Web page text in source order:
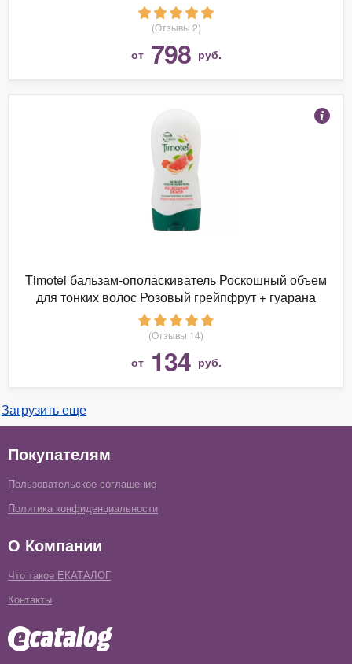
(Отзывы 2)
от 798 руб.
Timotei бальзам-ополаскиватель Роскошный объем
для тонких волос Розовый грейпфрут + гуарана
(Отзывы 14)
от 134 руб.
Загрузить еще
Покупателям
Пользовательское соглашение
Политика конфиденциальности
О Компании
Что такое ЕКАТАЛОГ
Контакты